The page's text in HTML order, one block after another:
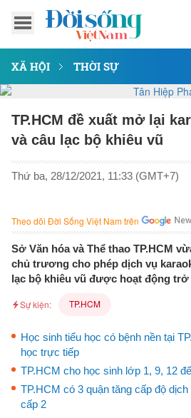
XÃ HỘI THỜI SỰ
TP.HCM đề xuất mở lại
và câu lạc bộ khiêu vũ
Thứ ba, 28/12/2021, 11:33 (GMT+7)
Theo dõi Đời Sống Việt Nam trên
Sở Văn hóa và Thể thao TP.HCM
chủ trương cho phép dịch vụ
lạc bộ khiêu vũ được hoạt động trở
Sự kiện: TP.HCM
Học sinh tiểu học có bệnh nền tại
học trực tiếp
TP.HCM cho học sinh lớp 1, 9, 12
TP.HCM có 3 quận tăng cấp độ
cấp 2